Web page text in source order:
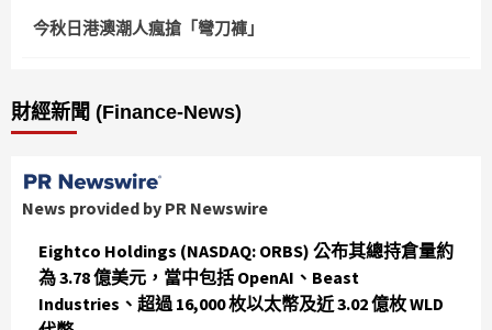
今秋日港澳潮人瘋搶「彎刀褲」
財經新聞 (Finance-News)
News provided by PR Newswire
Eightco Holdings (NASDAQ: ORBS) 公布其總持倉量約
為 3.78 億美元，當中包括 OpenAI、Beast
Industries、超過 16,000 枚以太幣及近 3.02 億枚 WLD